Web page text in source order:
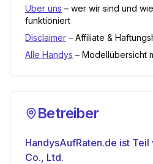
Über uns – wer wir sind und
funktioniert
Disclaimer – Affiliate &
Alle Handys – Modellübersicht
Betreiber
HandysAufRaten.de ist
Co., Ltd.